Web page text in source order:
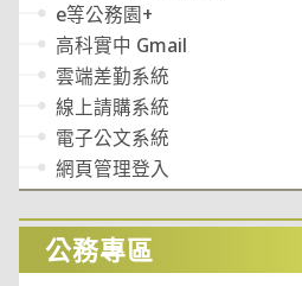
e等公務園+
高科實中 Gmail
雲端差勤系統
線上請購系統
電子公文系統
網頁管理登入
公務專區